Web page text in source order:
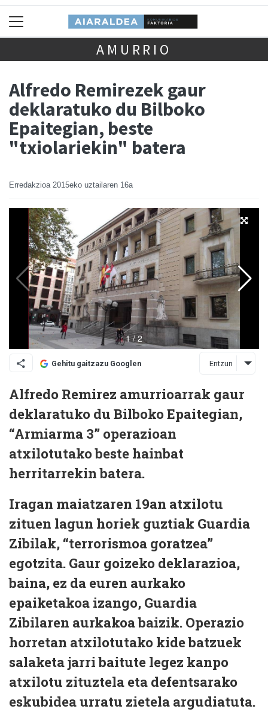
AMURRIO
Alfredo Remirezek gaur
deklaratuko du Bilboko
Epaitegian, beste
"txiolariekin" batera
Erredakzioa 2015eko uztailaren 16a
Gehitu gaitzazu Googlen Entzun
Alfredo Remirez amurrioarrak gaur
deklaratuko du Bilboko Epaitegian,
“Armiarma 3” operazioan
atxilotutako beste hainbat
herritarrekin batera.
Iragan maiatzaren 19an atxilotu
zituen lagun horiek guztiak Guardia
Zibilak, “terrorismoa goratzea”
egotzita. Gaur goizeko deklarazioa,
baina, ez da euren aurkako
epaiketakoa izango, Guardia
Zibilaren aurkakoa baizik. Operazio
horretan atxilotutako kide batzuek
salaketa jarri baitute legez kanpo
atxilotu zituztela eta defentsarako
eskubidea urratu zietela argudiatuta.